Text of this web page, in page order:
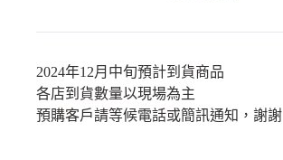
2024年12月中旬預計到貨商品
各店到貨數量以現場為主
預購客戶請等候電話或簡訊通知，謝謝